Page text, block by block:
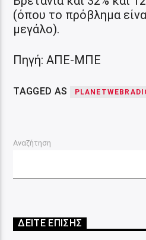
(όπου το πρόβλημα
μεγάλο).
Πηγή: ΑΠΕ-ΜΠΕ
TAGGED AS
Αναζήτηση
ΔΕΙΤΕ ΕΠΙΣΗΣ